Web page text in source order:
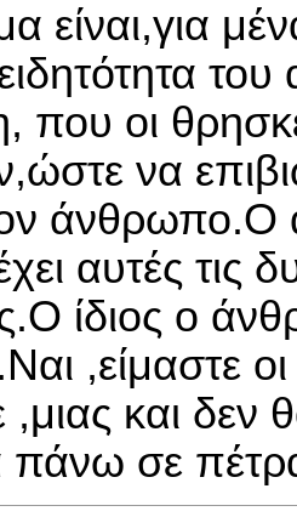
είναι,για
που οι
να
αυτές τις
ίδιος ο
,είμαστε
και δεν
πάνω σε